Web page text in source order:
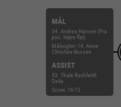
MÅL
34. Andrea Hansen (Fra
pos. Højre fløj)
Målvogter: 14. Anne
Christine Bossen
ASSIST
33. Thale Rushfeldt
Deila
Score: 16-15